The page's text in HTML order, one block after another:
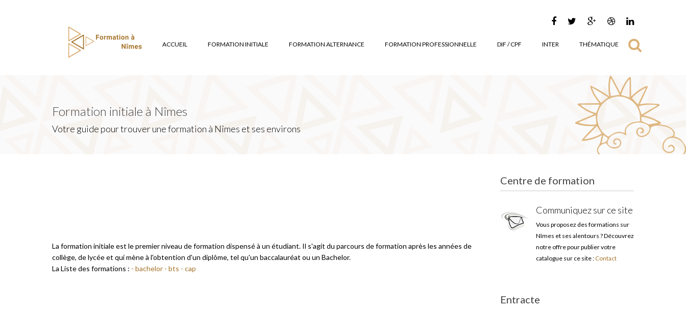
ACCUEIL FORMATION INITIALE FORMATION ALTERNANCE FORMATION PROFESSIONNELLE DIF / CPF INTER THÉMATIQUE
Formation initiale à Nîmes
Votre guide pour trouver une formation à Nîmes et ses environs
La formation initiale est le premier niveau de formation dispensé à un étudiant. Il s'agit du parcours de formation après les années de
collège, de lycée et qui mène à l'obtention d'un diplôme, tel qu'un baccalauréat ou un Bachelor.
La Liste des formations : - bachelor - bts - cap
Centre de formation
Communiquez sur ce site
Vous proposez des formations sur
Nîmes et ses alentours ? Découvrez
notre offre pour publier votre
catalogue sur ce site : Contact
Entracte